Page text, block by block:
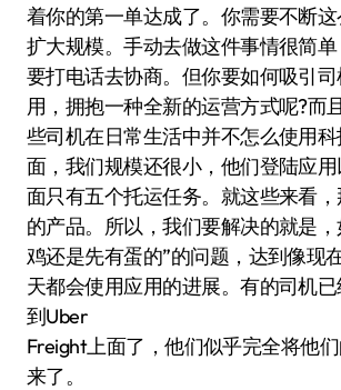
着你的第一单达成了。你需要不断这
扩大规模。手动去做这件事情很简
要打电话去协商。但你要如何吸引
用，拥抱一种全新的运营方式呢?而
些司机在日常生活中并不怎么使用
面，我们规模还很小，他们登陆应
面只有五个托运任务。就这些来看
的产品。所以，我们要解决的就是
鸡还是先有蛋的”的问题，达到像现
天都会使用应用的进展。有的司机
到Uber
Freight上面了，他们似乎完全将他
来了。